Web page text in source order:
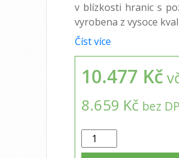
v blízkosti hranic s
vyrobena z vysoce
Číst více
10.477 Kč
8.659 Kč bez
Samonosná
vodoměrná